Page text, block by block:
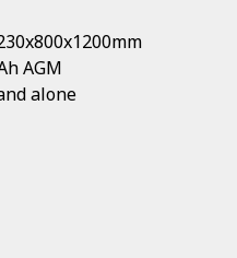
AGM
alone